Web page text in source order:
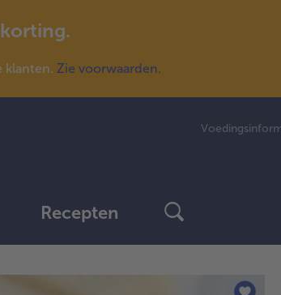
klanten. Zie voorwaarden.
Recepten